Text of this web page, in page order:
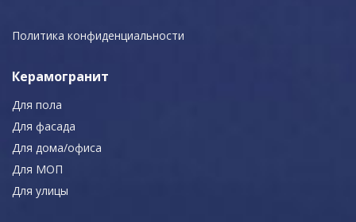
Политика конфиденциальности
Керамогранит
Для пола
Для фасада
Для дома/офиса
Для МОП
Для улицы